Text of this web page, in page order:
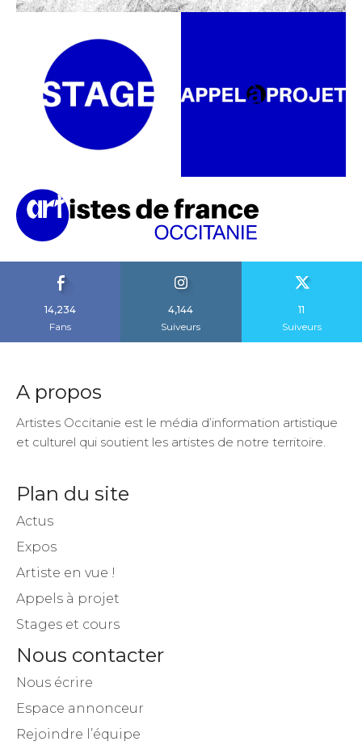
14,234
Fans
4,144
Suiveurs
11
Suiveurs
A propos
Artistes Occitanie est le média d’information artistique
et culturel qui soutient les artistes de notre territoire.
Plan du site
Actus
Expos
Artiste en vue !
Appels à projet
Stages et cours
Nous contacter
Nous écrire
Espace annonceur
Rejoindre l’équipe